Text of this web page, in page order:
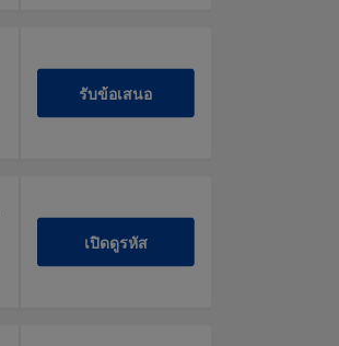
รับข้อเสนอ
เปิดดูรหัส